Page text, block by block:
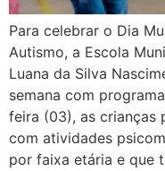
Para celebrar o Dia
Autismo, a Escola
Luana da Silva
semana com
feira (03), as crianças
com atividades
por faixa etária e que